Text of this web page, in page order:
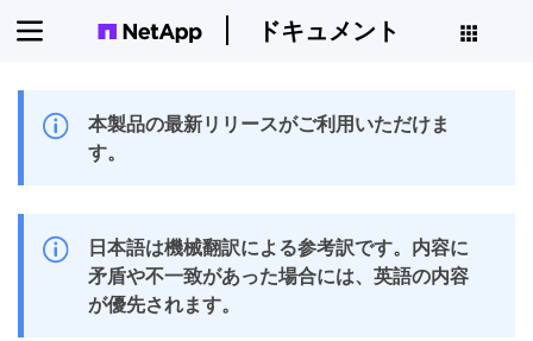
ドキュメント
本製品の最新リリースがご利用いただけま
す。
日本語は機械翻訳による参考訳です。内容に
矛盾や不一致があった場合には、英語の内容
が優先されます。